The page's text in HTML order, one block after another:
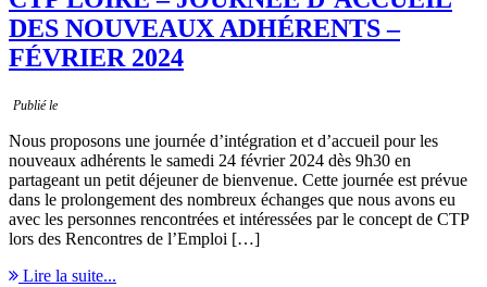
DES NOUVEAUX ADHÉRENTS –
FÉVRIER 2024
Publié le
Nous proposons une journée d’intégration et d’accueil pour les
nouveaux adhérents le samedi 24 février 2024 dès 9h30 en
partageant un petit déjeuner de bienvenue. Cette journée est prévue
dans le prolongement des nombreux échanges que nous avons eu
avec les personnes rencontrées et intéressées par le concept de CTP
lors des Rencontres de l’Emploi […]
Lire la suite...